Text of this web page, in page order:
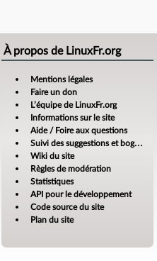
À propos de LinuxFr.org
Mentions légales
Faire un don
L’équipe de LinuxFr.org
Informations sur le site
Aide / Foire aux questions
Suivi des suggestions et bogues
Wiki du site
Règles de modération
Statistiques
API pour le développement
Code source du site
Plan du site